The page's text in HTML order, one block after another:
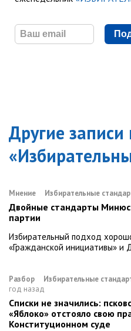
Другие записи
«
Мнение Избирательные
Двойные стандарты
партии
Избирательный подход
«Гражданской инициативы» и
Разбор
Избирательные
год назад
Списки не значились:
«Яблоко» отстояло свою
Конституционном суде